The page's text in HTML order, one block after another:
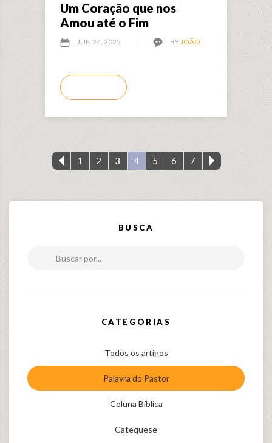
Um Coração que nos
Amou até o Fim
JUN 24, 2025 BYJOÃO
1 2 3 4 5 6 7
BUSCA
Buscar por...
CATEGORIAS
Todos os artigos
Palavra do Pastor
Coluna Bíblica
Catequese